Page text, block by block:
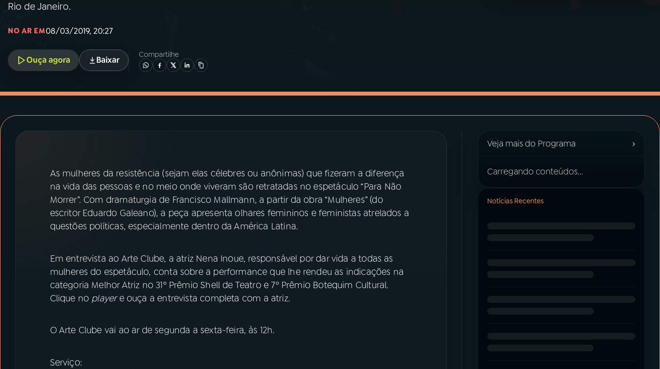
05 PODCASTS
06VIDEOCASTS
07ÚLTIMAS
Instagram X
Rio de Janeiro.
NO AR EM08/03/2019, 20:27
Ouça agora Baixar
Compartilhe
As mulheres da resistência (sejam elas célebres ou anônimas) que fizeram a diferença
na vida das pessoas e no meio onde viveram são retratadas no espetáculo “Para Não
Morrer”. Com dramaturgia de Francisco Mallmann, a partir da obra “Mulheres” (do
escritor Eduardo Galeano), a peça apresenta olhares femininos e feministas atrelados a
questões políticas, especialmente dentro da América Latina.
Em entrevista ao Arte Clube, a atriz Nena Inoue, responsável por dar vida a todas as
mulheres do espetáculo, conta sobre a performance que lhe rendeu as indicações na
categoria Melhor Atriz no 31º Prêmio Shell de Teatro e 7º Prêmio Botequim Cultural.
Clique no playere ouça a entrevista completa com a atriz.
O Arte Clube vai ao ar de segunda a sexta-feira, às 12h.
Serviço:
Veja mais do Programa ›
Carregando conteúdos...
Notícias Recentes